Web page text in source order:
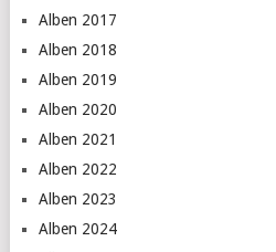
Alben 2017
Alben 2018
Alben 2019
Alben 2020
Alben 2021
Alben 2022
Alben 2023
Alben 2024